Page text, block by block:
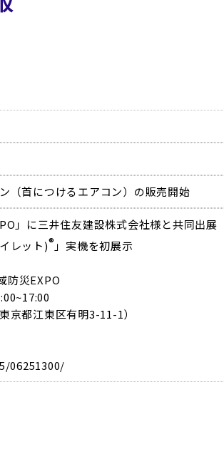
（首につけるエアコン）の販売開始
」に三井住友建設株式会社様と共同出展
レット)® 」実機を初展示
防災EXPO
京都江東区有明3-11-1）
06251300/